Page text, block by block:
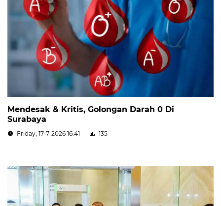
Mendesak & Kritis, Golongan Darah 0 Di
Surabaya
Friday, 17-7-2026 16:41 135